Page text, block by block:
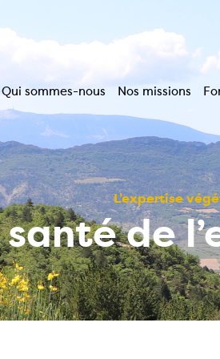
Qui sommes-nous Nos missions
L’expertise
de